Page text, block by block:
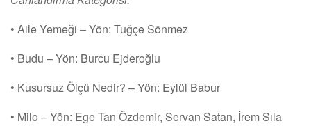
• Aile Yemeği – Yön: Tuğçe Sönmez
• Budu – Yön: Burcu Ejderoğlu
• Kusursuz Ölçü Nedir? – Yön: Eylül Babur
• Milo – Yön: Ege Tan Özdemir, Servan Satan, İrem Sıla